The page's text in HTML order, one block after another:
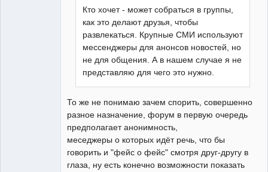
Кто хочет - может собраться в группы,
как это делают друзья, чтобы
развлекаться. Крупные СМИ используют
мессенджеры для анонсов новостей, но
не для общения. А в нашем случае я не
представляю для чего это нужно.
То же не понимаю зачем спорить, совершенно
разное назначение, форум в первую очередь
предполагает анонимность,
меседжеры о которых идёт речь, что бы
говорить и "фейс о фейс" смотря друг-другу в
глаза, ну есть конечно возможности показать